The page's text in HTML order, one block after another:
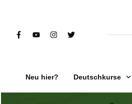
Neu hier? Deutschkurse